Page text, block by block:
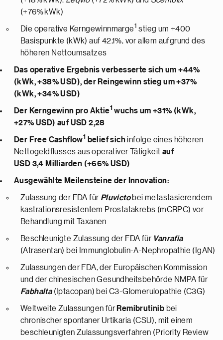
(+76% kWk)
Die operative Kerngewinnmarge1 stieg um +400
Basispunkte (kWk) auf 42,1%, vor allem aufgrund des
höheren Nettoumsatzes
Das operative Ergebnis verbesserte sich um +44%
(kWk, +38% USD), der Reingewinn stieg um +37%
(kWk, +34% USD)
Der Kerngewinn pro Aktie1 wuchs um +31% (kWk,
+27% USD) auf USD 2,28
Der Free Cashflow1 belief sichinfolge eines höheren
Nettogeldflusses aus operativer Tätigkeit auf
USD 3,4 Milliarden (+66% USD)
Ausgewählte Meilensteine der Innovation:
Zulassung der FDA für Pluvicto bei metastasierendem
kastrationsresistentem Prostatakrebs (mCRPC) vor
Behandlung mit Taxanen
Beschleunigte Zulassung der FDA für Vanrafia
(Atrasentan) bei Immunglobulin-A-Nephropathie (IgAN)
Zulassungen der FDA, der Europäischen Kommission
und der chinesischen Gesundheitsbehörde NMPA für
Fabhalta(Iptacopan) bei C3-Glomerulopathie (C3G)
Weltweite Zulassungen für Remibrutinib bei
chronischer spontaner Urtikaria (CSU), mit einem
beschleunigten Zulassungsverfahren (Priority Review